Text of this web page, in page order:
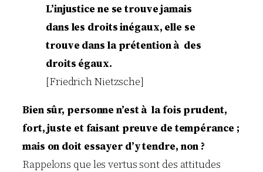
L’injustice ne se trouve jamais
dans les droits inégaux, elle se
trouve dans la prétention à des
droits égaux.
[Friedrich Nietzsche]
Bien sûr, personne n’est à la fois prudent,
fort, juste et faisant preuve de tempérance ;
mais on doit essayer d’y tendre, non ?
Rappelons que les vertus sont des attitudes